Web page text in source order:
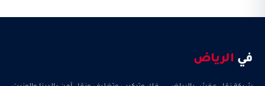
في الرياض